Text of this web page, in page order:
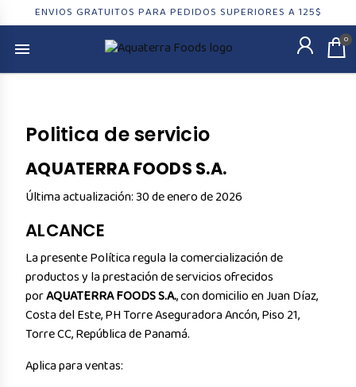
ENVIOS GRATUITOS PARA PEDIDOS SUPERIORES A 125$
0
Politica de servicio
AQUATERRA FOODS S.A.
Última actualización: 30 de enero de 2026
ALCANCE
La presente Política regula la comercialización de
productos y la prestación de servicios ofrecidos
porAQUATERRA FOODS S.A., con domicilio en Juan Díaz,
Costa del Este, PH Torre Aseguradora Ancón, Piso 21,
Torre CC, República de Panamá.
Aplica para ventas: